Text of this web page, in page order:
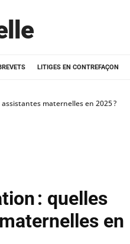
LITIGES EN CONTREFAÇON
maternelles en 2025 ?
: quelles
en